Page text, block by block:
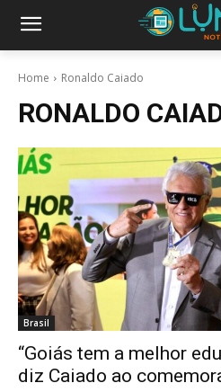
Home Ronaldo Caiado
RONALDO
Brasil
“Goiás tem a melhor
diz Caiado ao